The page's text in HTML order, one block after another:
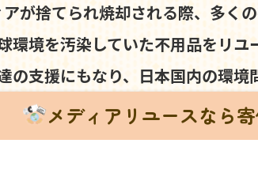
が捨てられ焼却される際、 多く
環境を汚染していた不用品を リユ
支援にもなり、 日本国内の環境
メディアリユースなら